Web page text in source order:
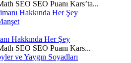
SEO SEO Puanı Kars’ta...
Hakkında Her Şey
SEO SEO Puanı Kars...